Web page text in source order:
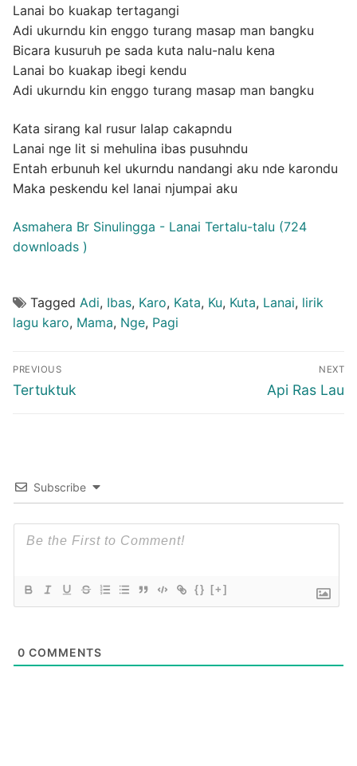
Lanai bo kuakap tertagangi
Adi ukurndu kin enggo turang masap man bangku
Bicara kusuruh pe sada kuta nalu-nalu kena
Lanai bo kuakap ibegi kendu
Adi ukurndu kin enggo turang masap man bangku
Kata sirang kal rusur lalap cakapndu
Lanai nge lit si mehulina ibas pusuhndu
Entah erbunuh kel ukurndu nandangi aku nde karondu
Maka peskendu kel lanai njumpai aku
Asmahera Br Sinulingga - Lanai Tertalu-talu (724
downloads )
Tagged Adi, Ibas, Karo, Kata, Ku, Kuta, Lanai, lirik
lagu karo, Mama, Nge, Pagi
Post
navigation
PREVIOUS
Previous
Tertuktuk
NEXT
Next
Api Ras Lau
Subscribe
{} [+]
0 COMMENTS